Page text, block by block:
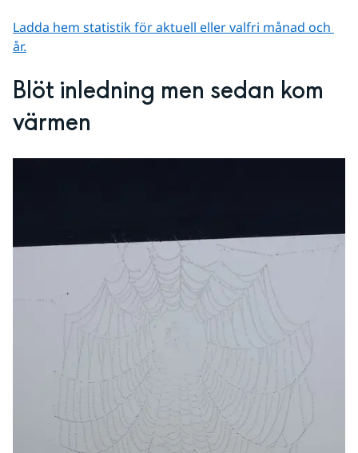
Ladda hem statistik för aktuell eller valfri månad och
år.
Blöt inledning men sedan kom
värmen